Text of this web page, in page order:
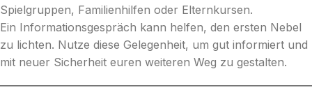
Spielgruppen, Familienhilfen oder Elternkursen.
Ein Informationsgespräch kann helfen, den ersten Nebel
zu lichten. Nutze diese Gelegenheit, um gut informiert und
mit neuer Sicherheit euren weiteren Weg zu gestalten.